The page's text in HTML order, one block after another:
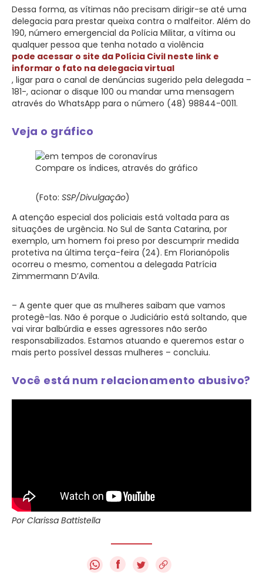
Dessa forma, as vítimas não precisam dirigir-se até uma
delegacia para prestar queixa contra o malfeitor. Além do
190, número emergencial da Polícia Militar, a vítima ou
qualquer pessoa que tenha notado a violência
pode acessar o site da Polícia Civil neste link e
informar o fato na delegacia virtual
, ligar para o canal de denúncias sugerido pela delegada –
181-, acionar o disque 100 ou mandar uma mensagem
através do WhatsApp para o número (48) 98844-0011.
Veja o gráfico
Compare os índices, através do gráfico
(Foto: SSP/Divulgação)
A atenção especial dos policiais está voltada para as
situações de urgência. No Sul de Santa Catarina, por
exemplo, um homem foi preso por descumprir medida
protetiva na última terça-feira (24). Em Florianópolis
ocorreu o mesmo, comentou a delegada Patrícia
Zimmermann D’Avila.
– A gente quer que as mulheres saibam que vamos
protegê-las. Não é porque o Judiciário está soltando, que
vai virar balbúrdia e esses agressores não serão
responsabilizados. Estamos atuando e queremos estar o
mais perto possível dessas mulheres – concluiu.
Você está num relacionamento abusivo?
Por Clarissa Battistella
f